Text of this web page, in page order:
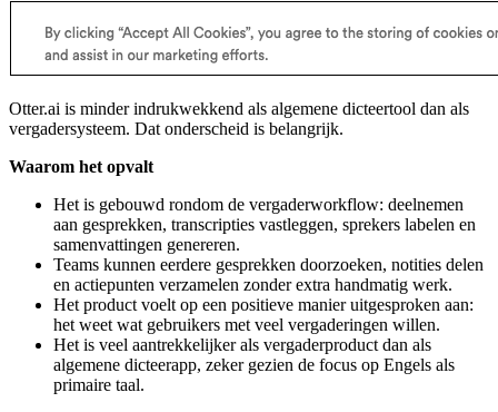
Otter.ai is minder indrukwekkend als algemene dicteertool dan als
vergadersysteem. Dat onderscheid is belangrijk.
Waarom het opvalt
Het is gebouwd rondom de vergaderworkflow: deelnemen
aan gesprekken, transcripties vastleggen, sprekers labelen en
samenvattingen genereren.
Teams kunnen eerdere gesprekken doorzoeken, notities delen
en actiepunten verzamelen zonder extra handmatig werk.
Het product voelt op een positieve manier uitgesproken aan:
het weet wat gebruikers met veel vergaderingen willen.
Het is veel aantrekkelijker als vergaderproduct dan als
algemene dicteerapp, zeker gezien de focus op Engels als
primaire taal.